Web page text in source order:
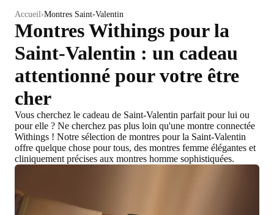
Accueil Montres Saint-Valentin
Montres Withings pour la
Saint-Valentin : un cadeau
attentionné pour votre être
cher
Vous cherchez le cadeau de Saint-Valentin parfait pour lui ou
pour elle ? Ne cherchez pas plus loin qu'une montre connectée
Withings ! Notre sélection de montres pour la Saint-Valentin
offre quelque chose pour tous, des montres femme élégantes et
cliniquement précises aux montres homme sophistiquées.